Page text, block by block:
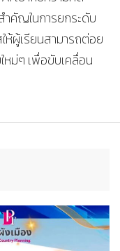
คัญในการยกระดับ
ห้ผู้เรียนสามารถต่อย
ม่ๆ เพื่อขับเคลื่อน